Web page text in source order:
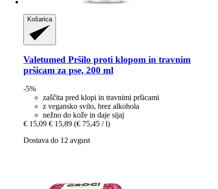
Košarica
Valetumed Pršilo proti klopom in travnim
pršicam za pse, 200 ml
-5%
zaščita pred klopi in travnimi pršicami
z vegansko svilo, brez alkohola
nežno do kože in daje sijaj
€ 15,09 € 15,89 (€ 75,45 / l)
Dostava do 12 avgust